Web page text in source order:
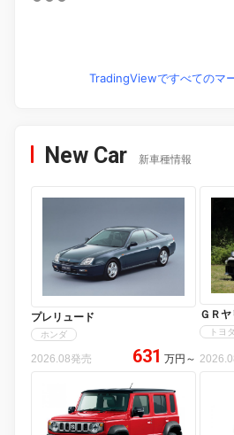
TradingViewですべてのマ
New Car 新車種情報
プレリュード
ホンダ
2026.08発売 631 万円 ～
ＧＲヤ
トヨタ